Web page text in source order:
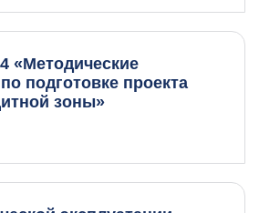
«Методические
подготовке проекта
зоны»